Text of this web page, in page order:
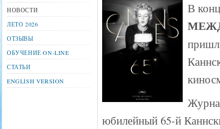
В
юбилейный 65-й
НОВОСТИ
ЛЕТО 2026
ОТЗЫВЫ
ОБУЧЕНИЕ ON-LINE
СТАТЬИ
ENGLISH VERSION